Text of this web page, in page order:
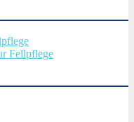
Fellpflege